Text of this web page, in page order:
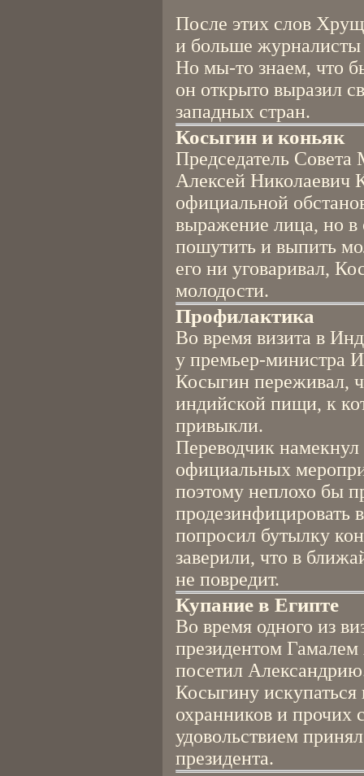
После этих слов
и больше журналисты
Но мы-то знаем, что
он открыто выразил
западных стран.
Косыгин и коньяк
Председатель
Алексей Николаевич
официальной
выражение лица, но
пошутить и выпить
его ни уговаривал,
молодости.
Профилактика
Во время визита в
у премьер-министра
Косыгин переживал,
индийской пищи, к
привыкли.
Переводчик
официальных
поэтому неплохо бы
продезинфицировать
попросил бутылку
заверили, что в
не повредит.
Купание в Египте
Во время одного из
президентом
посетил
Косыгину
охранников и
удовольствием
президента.